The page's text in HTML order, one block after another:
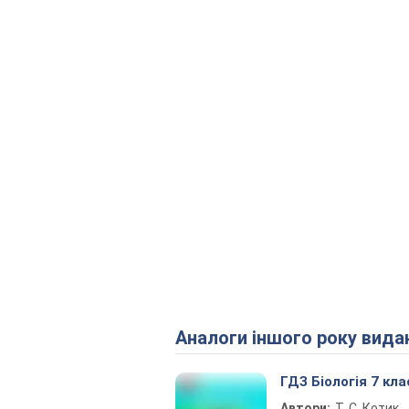
Аналоги іншого року
ГДЗ Біологія 7